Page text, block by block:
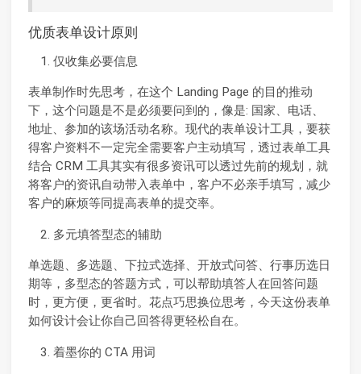
优质表单设计原则
仅收集必要信息
表单制作时先思考，在这个 Landing Page 的目的推动
下，这个问题是不是必须要问到的，像是: 国家、电话、
地址、参加的该场活动名称。现代的表单设计工具，要获
得客户资料不一定完全需要客户主动填写，透过表单工具
结合 CRM 工具其实有很多资讯可以透过先前的规划，就
将客户的资讯自动带入表单中，客户不必亲手填写，减少
客户的麻烦等同提高表单的提交率。
多元填答型态的辅助
单选题、多选题、下拉式选择、开放式问答、行事历选日
期等，多型态的答题方式，可以帮助填答人在回答问题
时，更方便，更省时。花点巧思换位思考，今天这份表单
如何设计会让你自己回答得更轻松自在。
着墨你的 CTA 用词